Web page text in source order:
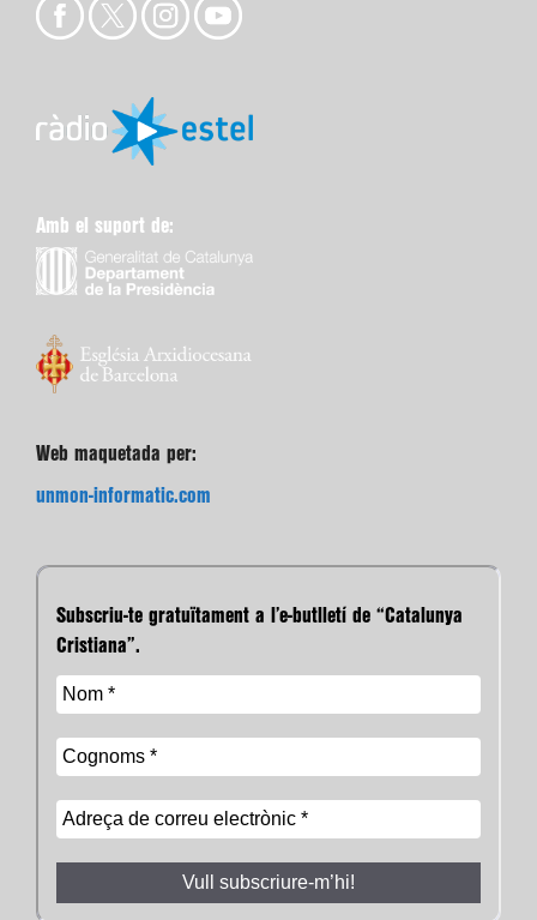
Amb el suport de:
Web maquetada per:
unmon-informatic.com
Subscriu-te gratuïtament a l’e-butlletí de “Catalunya
Cristiana”.